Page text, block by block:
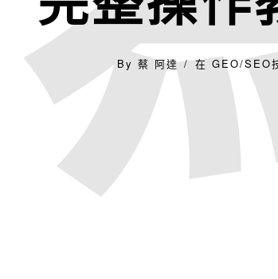
By 蔡 阿達 在 GEO/SEO